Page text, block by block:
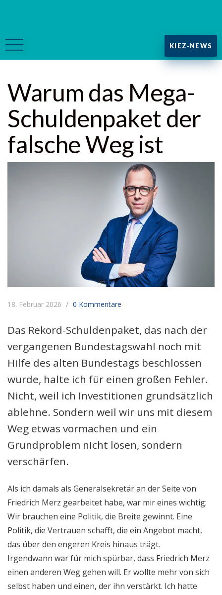
KIEZ-NEWS
Warum das Mega-
Schuldenpaket der
falsche Weg ist
18. Februar 2026 0 Kommentare
Das Rekord-Schuldenpaket, das nach der
vergangenen Bundestagswahl noch mit
Hilfe des alten Bundestags beschlossen
wurde, halte ich für einen großen Fehler.
Nicht, weil ich Investitionen grundsätzlich
ablehne. Sondern weil wir uns mit diesem
Weg etwas vormachen und ein
Grundproblem nicht lösen, sondern
verschärfen.
Als ich damals als Generalsekretär an der Seite von
Friedrich Merz gearbeitet habe, war mir eines wichtig:
Wir brauchen eine Politik, die Breite gewinnt. Eine
Politik, die Vertrauen schafft, die ein Angebot macht,
das über den engeren Kreis hinaus trägt.
Irgendwann war für mich spürbar, dass Friedrich Merz
einen anderen Weg gehen will. Er wollte mehr von sich
selbst haben und einen, der ihn verstärkt. Ich hatte